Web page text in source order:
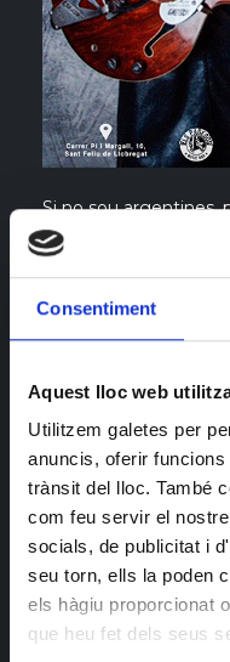
Consentiment
Aquest lloc web
Utilitzem galetes per
anuncis, oferir
trànsit del lloc. També
com feu servir el
socials, de publicitat i
seu torn, ells la poden
els hàgiu proporcionat
que heu fet dels seus
Si no sou argentines,
Comotto
. Però per
guitarrista principal i
Per a que us feu a la
seu país omplen
Al tema. Comotto
Fundamentalistas i,
casa nostra amb la
comunitat argentina
(qui havia de ser si
Esteban de La